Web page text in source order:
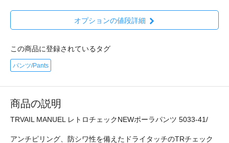
オプションの値段詳細
この商品に登録されているタグ
パンツ/Pants
商品の説明
TRVAIL MANUEL レトロチェックNEWポーラパンツ 5033-41/
アンチピリング、防シワ性を備えたドライタッチのTRチェック